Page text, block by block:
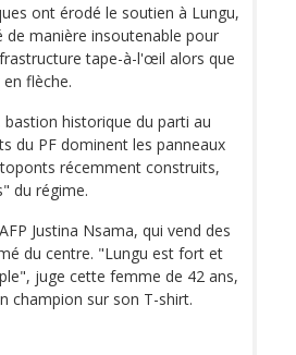
ont érodé le soutien à Lungu,
de manière insoutenable pour
tape-à-l'œil alors que
flèche.
bastion historique du parti au
du PF dominent les panneaux
récemment construits,
du régime.
Justina Nsama, qui vend des
du centre. "Lungu est fort et
juge cette femme de 42 ans,
champion sur son T-shirt.